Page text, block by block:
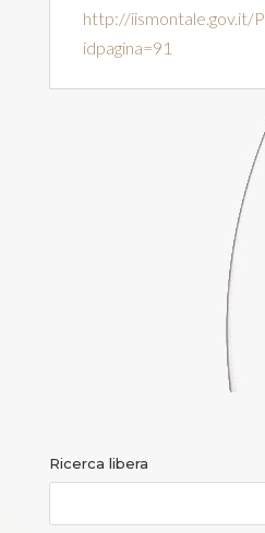
http://iismontale.gov.it/
idpagina=91
Ricerca libera